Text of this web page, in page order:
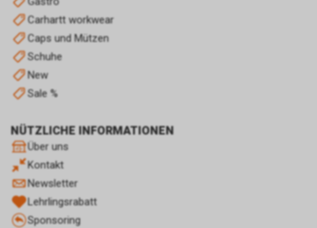
Carhartt workwear
Caps und Mützen
Schuhe
New
Sale %
NÜTZLICHE INFORMATIONEN
Über uns
Kontakt
Newsletter
Lehrlingsrabatt
Sponsoring
Funktion ein. Es handelt sich